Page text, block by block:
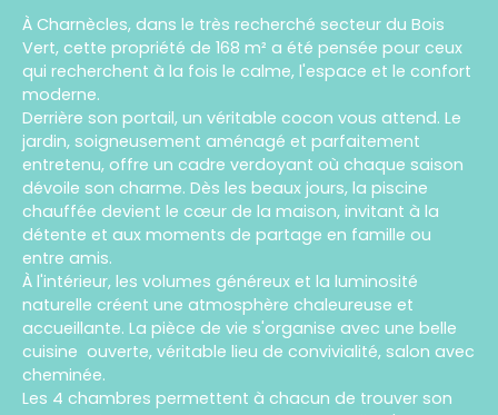
À Charnècles, dans le très recherché secteur du Bois
Vert, cette propriété de 168 m² a été pensée pour ceux
qui recherchent à la fois le calme, l'espace et le confort
moderne.
Derrière son portail, un véritable cocon vous attend. Le
jardin, soigneusement aménagé et parfaitement
entretenu, offre un cadre verdoyant où chaque saison
dévoile son charme. Dès les beaux jours, la piscine
chauffée devient le cœur de la maison, invitant à la
détente et aux moments de partage en famille ou
entre amis.
À l'intérieur, les volumes généreux et la luminosité
naturelle créent une atmosphère chaleureuse et
accueillante. La pièce de vie s'organise avec une belle
cuisine ouverte, véritable lieu de convivialité, salon avec
cheminée.
Les 4 chambres permettent à chacun de trouver son